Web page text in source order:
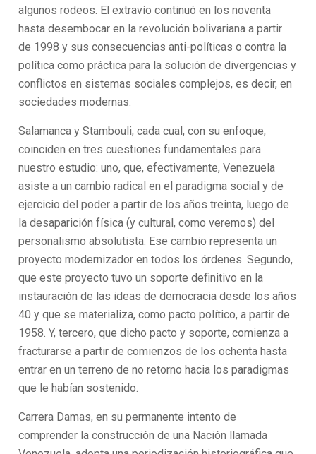
algunos rodeos. El extravío continuó en los noventa
hasta desembocar en la revolución bolivariana a partir
de 1998 y sus consecuencias anti-políticas o contra la
política como práctica para la solución de divergencias y
conflictos en sistemas sociales complejos, es decir, en
sociedades modernas.
Salamanca y Stambouli, cada cual, con su enfoque,
coinciden en tres cuestiones fundamentales para
nuestro estudio: uno, que, efectivamente, Venezuela
asiste a un cambio radical en el paradigma social y de
ejercicio del poder a partir de los años treinta, luego de
la desaparición física (y cultural, como veremos) del
personalismo absolutista. Ese cambio representa un
proyecto modernizador en todos los órdenes. Segundo,
que este proyecto tuvo un soporte definitivo en la
instauración de las ideas de democracia desde los años
40 y que se materializa, como pacto político, a partir de
1958. Y, tercero, que dicho pacto y soporte, comienza a
fracturarse a partir de comienzos de los ochenta hasta
entrar en un terreno de no retorno hacia los paradigmas
que le habían sostenido.
Carrera Damas, en su permanente intento de
comprender la construcción de una Nación llamada